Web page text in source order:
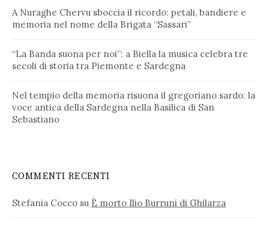
A Nuraghe Chervu sboccia il ricordo: petali, bandiere e
memoria nel nome della Brigata “Sassari”
“La Banda suona per noi”: a Biella la musica celebra tre
secoli di storia tra Piemonte e Sardegna
Nel tempio della memoria risuona il gregoriano sardo: la
voce antica della Sardegna nella Basilica di San
Sebastiano
COMMENTI RECENTI
Stefania Cocco su È morto Ilio Burruni di Ghilarza